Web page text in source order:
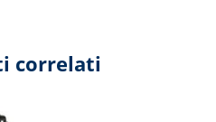
correlati